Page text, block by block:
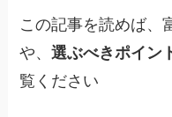
この記事を読めば、
や、選ぶべきポイン
覧ください